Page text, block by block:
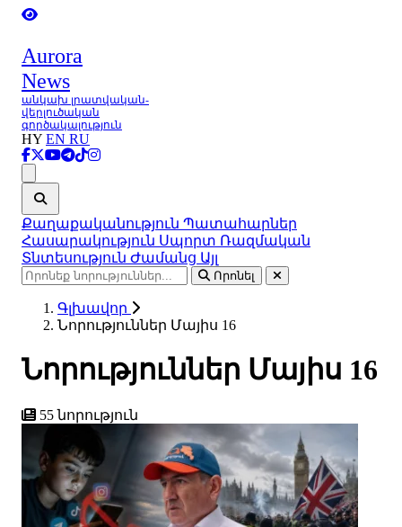
Aurora
News
անկախ լրատվական-
վերլուծական
գործակալություն
HY EN RU
Քաղաքականություն Պատահարներ
Հասարակություն Սպորտ Ռազմական
Տնտեսություն Ժամանց Այլ
Որոնել
Գլխավոր
Նորություններ Մայիս 16
Նորություններ Մայիս 16
55 նորություն